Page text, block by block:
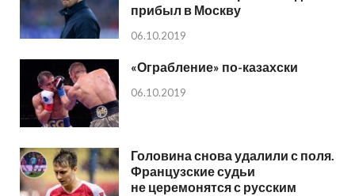
прибыл в Москву
06.10.2019
«Ограбление» по-казахски
06.10.2019
Головина снова удалили с поля.
Французские судьи
не церемонятся с русским